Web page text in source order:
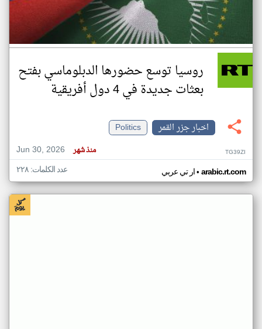
روسيا توسع حضورها الدبلوماسي بفتح
بعثات جديدة في 4 دول أفريقية
اخبار جزر القمر
Politics
Jun 30, 2026
منذ شهر TG39ZI
ار تي عربي• arabic.rt.com عدد الكلمات: ٢٢٨